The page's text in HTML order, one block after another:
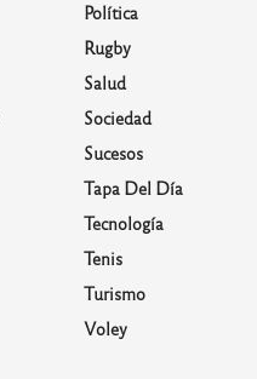
Política
Rugby
Salud
Sociedad
Sucesos
Tapa Del Día
Tecnología
Tenis
Turismo
Voley